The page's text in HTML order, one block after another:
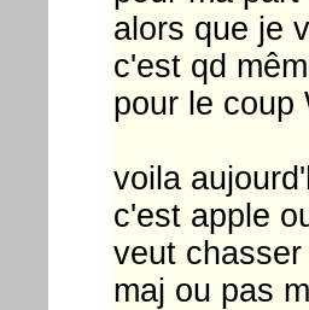
alors que je
c'est qd
pour le coup
voila
c'est apple
veut
maj ou pas